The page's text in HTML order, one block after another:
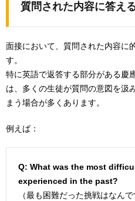
質問された内容に答え
面接において、質問された内容に
す。
特に英語で返答する部分がある慶
は、多くの生徒が質問の意図を汲
まう場合が多くあります。
例えば：
Q: What was the most
experienced in the past?
（最も困難だった挑戦はなん